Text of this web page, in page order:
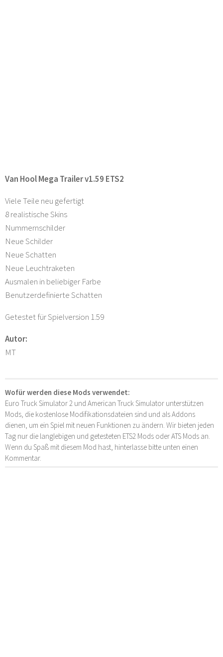
Van Hool Mega Trailer v1.59 ETS2
Viele Teile neu gefertigt
8 realistische Skins
Nummernschilder
Neue Schilder
Neue Schatten
Neue Leuchtraketen
Ausmalen in beliebiger Farbe
Benutzerdefinierte Schatten
Getestet für Spielversion 1.59
Autor:
MT
Wofür werden diese Mods verwendet:
Euro Truck Simulator 2 und American Truck Simulator unterstützen
Mods, die kostenlose Modifikationsdateien sind und als Addons
dienen, um ein Spiel mit neuen Funktionen zu ändern. Wir bieten jeden
Tag nur die langlebigen und getesteten ETS2 Mods oder ATS Mods an.
Wenn du Spaß mit diesem Mod hast, hinterlasse bitte unten einen
Kommentar.